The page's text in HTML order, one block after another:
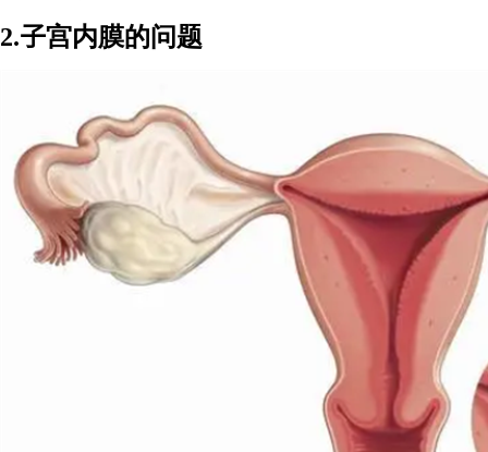
2.子宫内膜的问题